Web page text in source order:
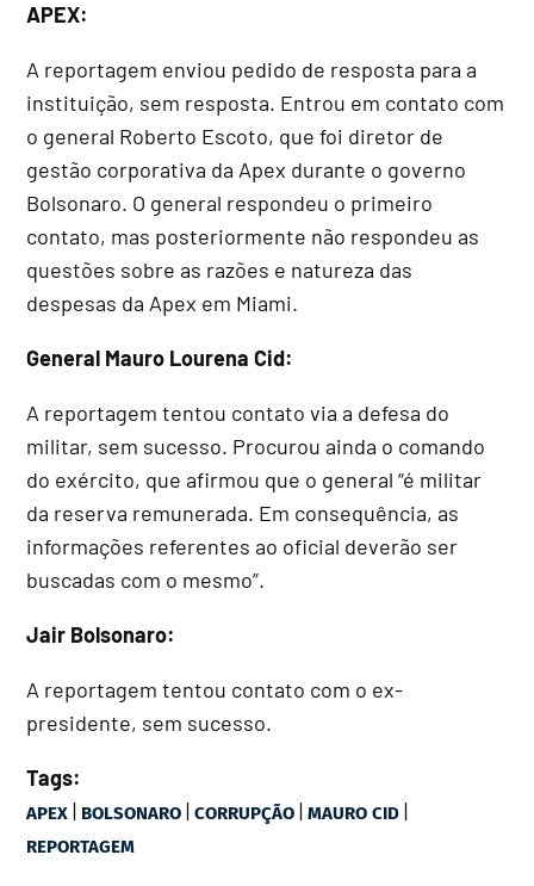
APEX:
A reportagem enviou pedido de resposta para a
instituição, sem resposta. Entrou em contato com
o general Roberto Escoto, que foi diretor de
gestão corporativa da Apex durante o governo
Bolsonaro. O general respondeu o primeiro
contato, mas posteriormente não respondeu as
questões sobre as razões e natureza das
despesas da Apex em Miami.
General Mauro Lourena Cid:
A reportagem tentou contato via a defesa do
militar, sem sucesso. Procurou ainda o comando
do exército, que afirmou que o general “é militar
da reserva remunerada. Em consequência, as
informações referentes ao oficial deverão ser
buscadas com o mesmo”.
Jair Bolsonaro:
A reportagem tentou contato com o ex-
presidente, sem sucesso.
Tags:
APEX | BOLSONARO |CORRUPÇÃO |MAURO CID |
REPORTAGEM